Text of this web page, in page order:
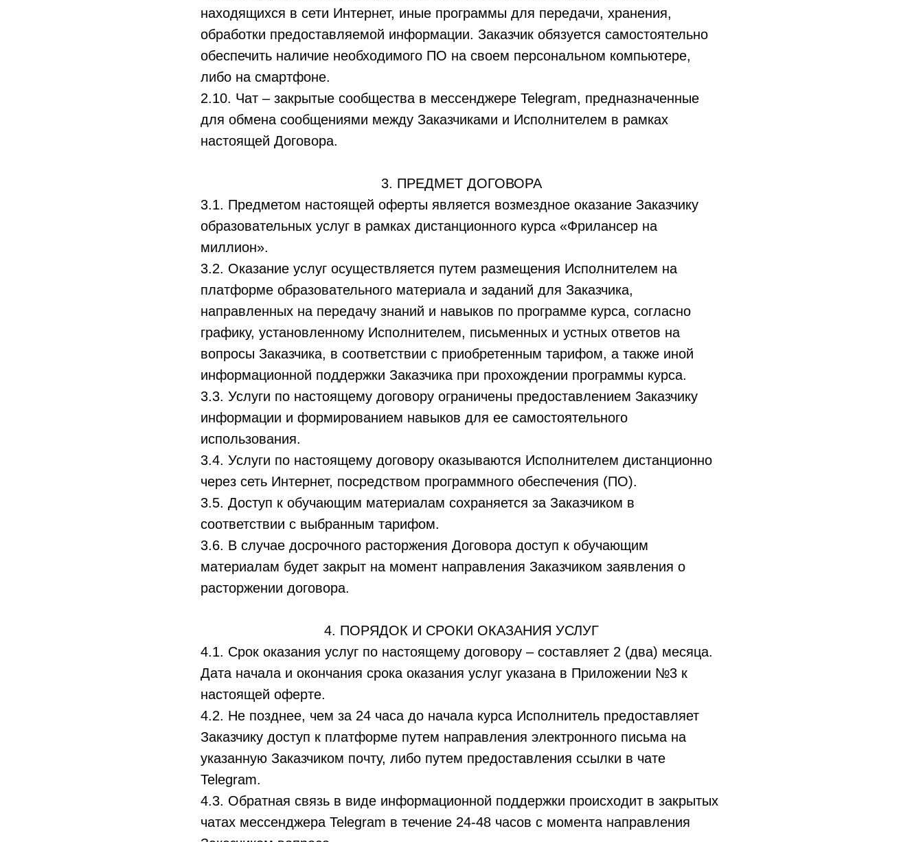
находящихся в сети Интернет, иные программы для передачи, хранения,
обработки предоставляемой информации. Заказчик обязуется самостоятельно
обеспечить наличие необходимого ПО на своем персональном компьютере,
либо на смартфоне.
2.10. Чат – закрытые сообщества в мессенджере Telegram, предназначенные
для обмена сообщениями между Заказчиками и Исполнителем в рамках
настоящей Договора.
3. ПРЕДМЕТ ДОГОВОРА
3.1. Предметом настоящей оферты является возмездное оказание Заказчику
образовательных услуг в рамках дистанционного курса «Фрилансер на
миллион».
3.2. Оказание услуг осуществляется путем размещения Исполнителем на
платформе образовательного материала и заданий для Заказчика,
направленных на передачу знаний и навыков по программе курса, согласно
графику, установленному Исполнителем, письменных и устных ответов на
вопросы Заказчика, в соответствии с приобретенным тарифом, а также иной
информационной поддержки Заказчика при прохождении программы курса.
3.3. Услуги по настоящему договору ограничены предоставлением Заказчику
информации и формированием навыков для ее самостоятельного
использования.
3.4. Услуги по настоящему договору оказываются Исполнителем дистанционно
через сеть Интернет, посредством программного обеспечения (ПО).
3.5. Доступ к обучающим материалам сохраняется за Заказчиком в
соответствии с выбранным тарифом.
3.6. В случае досрочного расторжения Договора доступ к обучающим
материалам будет закрыт на момент направления Заказчиком заявления о
расторжении договора.
4. ПОРЯДОК И СРОКИ ОКАЗАНИЯ УСЛУГ
4.1. Срок оказания услуг по настоящему договору – составляет 2 (два) месяца.
Дата начала и окончания срока оказания услуг указана в Приложении №3 к
настоящей оферте.
4.2. Не позднее, чем за 24 часа до начала курса Исполнитель предоставляет
Заказчику доступ к платформе путем направления электронного письма на
указанную Заказчиком почту, либо путем предоставления ссылки в чате
Telegram.
4.3. Обратная связь в виде информационной поддержки происходит в закрытых
чатах мессенджера Telegram в течение 24-48 часов с момента направления